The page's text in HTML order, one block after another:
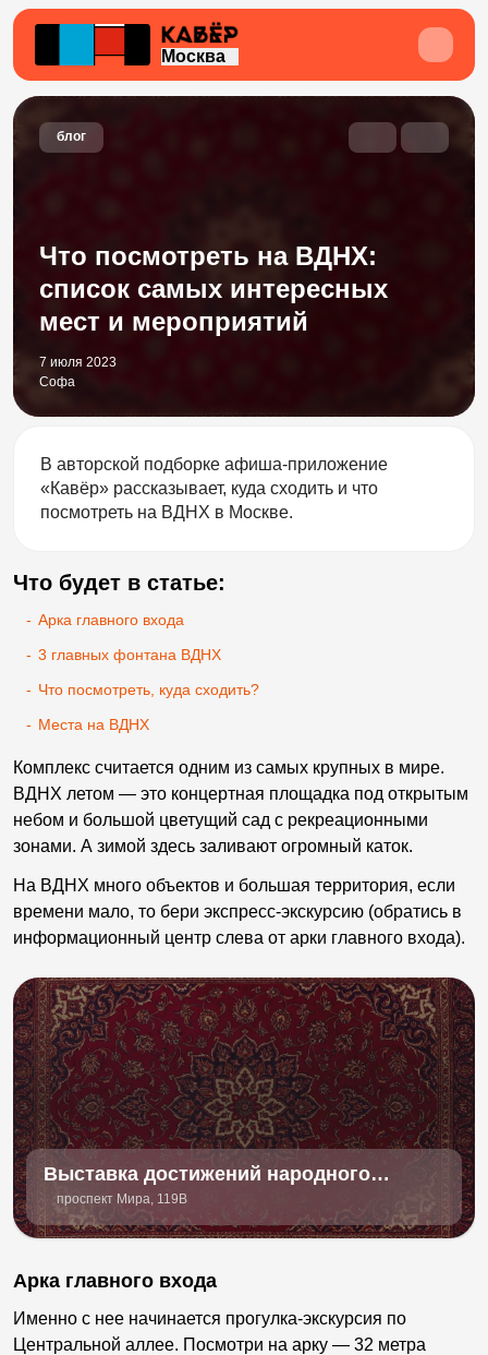
Москва
блог
Что посмотреть на ВДНХ:
список самых интересных
мест и мероприятий
7 июля 2023
Софа
В авторской подборке афиша-приложение
«Кавёр» рассказывает, куда сходить и что
посмотреть на ВДНХ в Москве.
Что будет в статье:
- Арка главного входа
- 3 главных фонтана ВДНХ
- Что посмотреть, куда сходить?
- Места на ВДНХ
Комплекс считается одним из самых крупных в мире.
ВДНХ летом — это концертная площадка под открытым
небом и большой цветущий сад с рекреационными
зонами. А зимой здесь заливают огромный каток.
На ВДНХ много объектов и большая территория, если
времени мало, то бери экспресс-экскурсию (обратись в
информационный центр слева от арки главного входа).
Выставка достижений народного
хозяйства (ВДНХ)
проспект Мира, 119В
Арка главного входа
Именно с нее начинается прогулка-экскурсия по
Центральной аллее. Посмотри на арку — 32 метра